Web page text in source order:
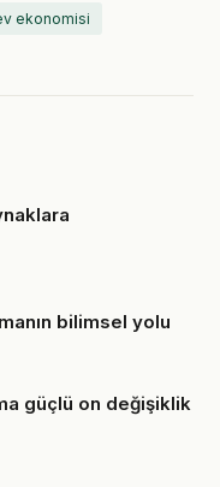
ekonomisi
bilimsel yolu
güçlü on değişiklik